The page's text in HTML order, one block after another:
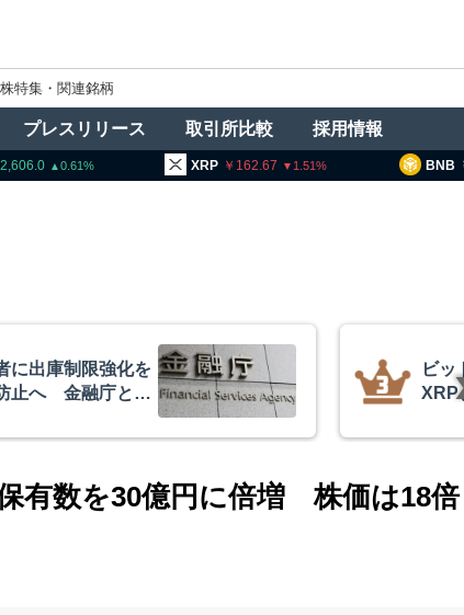
株特集・関連銘柄
プレスリリース 取引所比較 採用情報
XRP 1.51 BNB 93,293.9 0.14
に出庫制限強化を
止へ 金融庁と警
ビッ
XRP
有数を30億円に倍増 株価は18倍